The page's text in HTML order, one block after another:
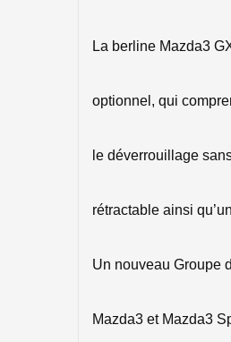
La berline Mazda3
optionnel, qui
le déverrouillage
rétractable ainsi
Un nouveau Groupe
Mazda3 et Mazda3